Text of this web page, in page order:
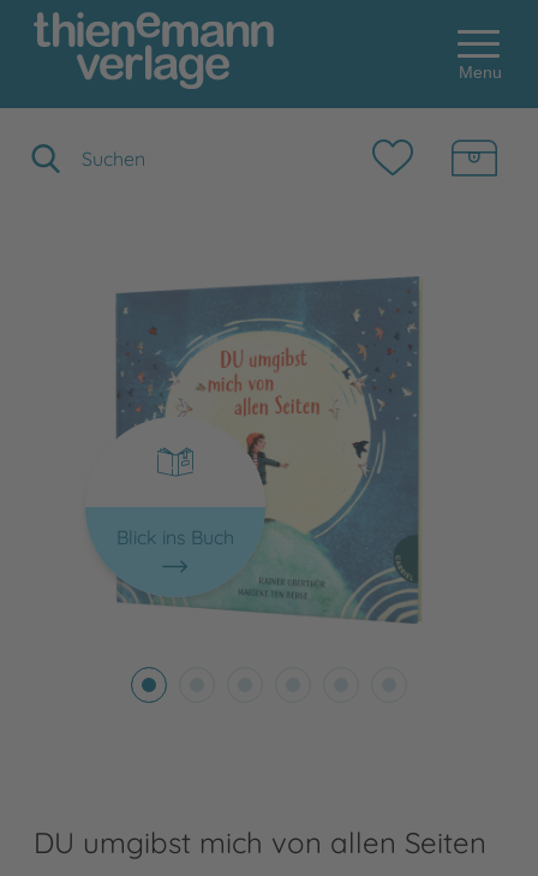
Menu
Blick ins Buch
DU umgibst mich von allen Seiten